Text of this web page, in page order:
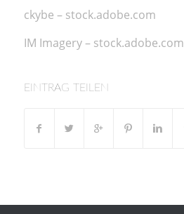
ckybe – stock.adobe.com
IM Imagery– stock.adobe.com
EINTRAG TEILEN